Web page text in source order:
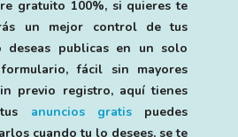
gratuito 100%, si quieres te
un mejor control de tus
deseas publicas en un solo
fácil sin mayores
previo registro, aquí tienes
anuncios gratispuedes
cuando tu lo desees, se te